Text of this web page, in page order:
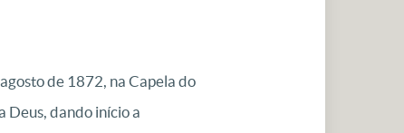
de 1872, na Capela do
Deus, dando início a